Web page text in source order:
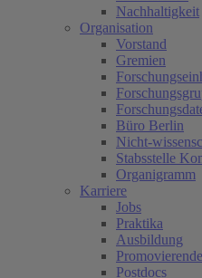
Nachhaltigkeit
Organisation
Vorstand
Gremien
Büro Berlin
Nicht-
Stabsstelle
Organigramm
Karriere
Jobs
Praktika
Ausbildung
Promovierende
Postdocs